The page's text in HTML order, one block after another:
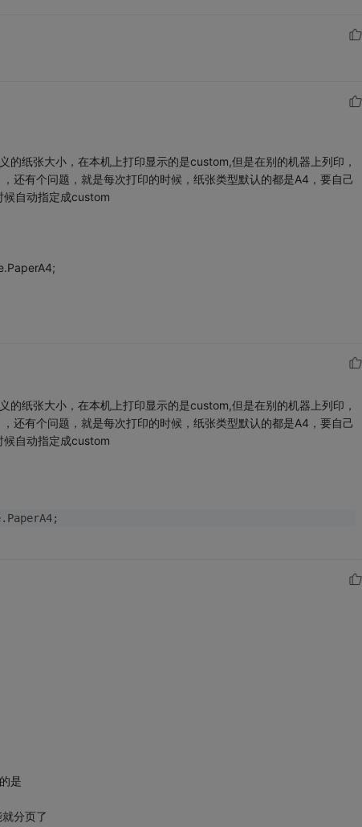
的纸张大小，在本机上打印显示的是custom,但是在别的机器上列印，
还有个问题，就是每次打印的时候，纸张类型默认的都是A4，要自己
自动指定成custom
的纸张大小，在本机上打印显示的是custom,但是在别的机器上列印，
还有个问题，就是每次打印的时候，纸张类型默认的都是A4，要自己
自动指定成custom
是
分页了